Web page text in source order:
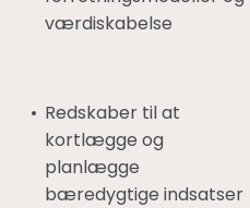
værdiskabelse
Redskaber til at
kortlægge og
planlægge
bæredygtige indsatser